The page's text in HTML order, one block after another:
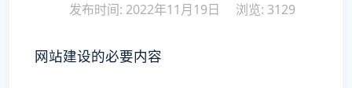
发布时间: 2022年11月19日 浏览: 3129
网站建设的必要内容